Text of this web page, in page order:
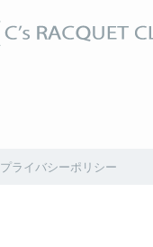
プライバシーポリシー